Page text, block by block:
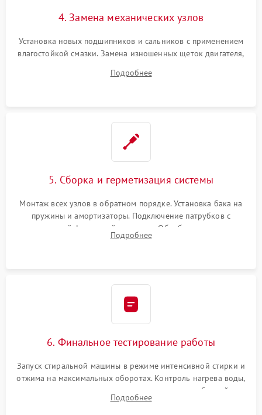
4. Замена механических узлов
Установка новых подшипников и сальников с применением
влагостойкой смазки. Замена изношенных щеток двигателя,
или поврежденной резиновой манжеты.
Подробнее
5. Сборка и герметизация системы
Монтаж всех узлов в обратном порядке. Установка бака на
пружины и амортизаторы. Подключение патрубков с
надежной фиксацией хомутами. Обработка стыков
герметиком для предотвращения возможных протечек воды.
Подробнее
6. Финальное тестирование работы
Запуск стиральной машины в режиме интенсивной стирки и
отжима на максимальных оборотах. Контроль нагрева воды,
корректности слива, отсутствия излишних вибраций,
посторонних стуков и протечек под корпусом.
Подробнее